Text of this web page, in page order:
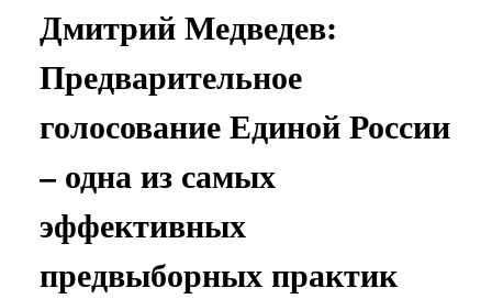
Дмитрий Медведев:
Предварительное
голосование Единой России
– одна из самых
эффективных
предвыборных практик